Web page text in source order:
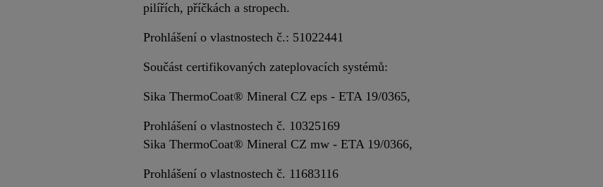
pilířích, příčkách a stropech.
Prohlášení o vlastnostech č.: 51022441
Součást certifikovaných zateplovacích systémů:
Sika ThermoCoat® Mineral CZ eps - ETA 19/0365,
Prohlášení o vlastnostech č. 10325169
Sika ThermoCoat® Mineral CZ mw - ETA 19/0366,
Prohlášení o vlastnostech č. 11683116